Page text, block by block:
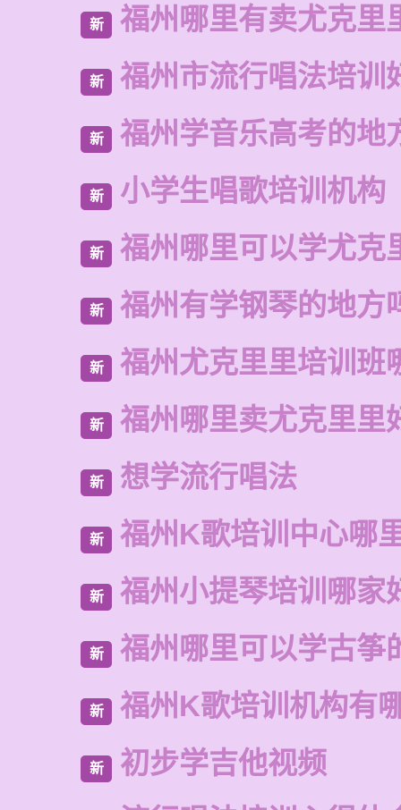
新 福州哪里有卖尤克里
新 福州市流行唱法培训
新 福州学音乐高考的地
新 小学生唱歌培训机构
新 福州哪里可以学尤克
新 福州有学钢琴的地方
新 福州尤克里里培训班
新 福州哪里卖尤克里里
新 想学流行唱法
新 福州K歌培训中心哪
新 福州小提琴培训哪家
新 福州哪里可以学古筝
新 福州K歌培训机构有
新
初步学吉他视频